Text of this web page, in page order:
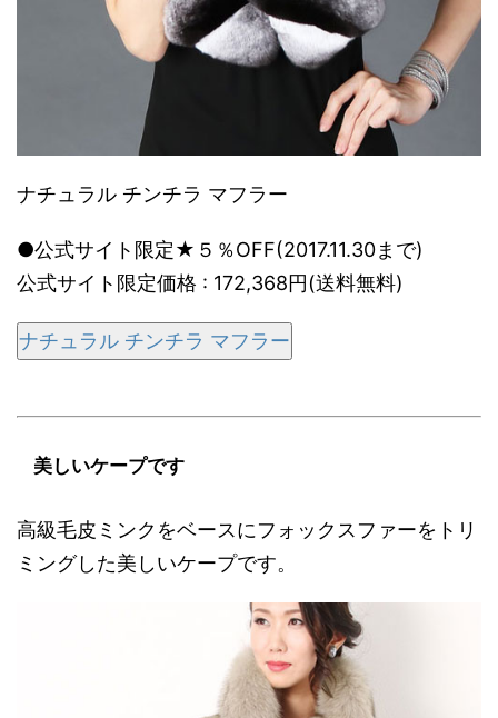
ナチュラル チンチラ マフラー
●公式サイト限定★５％OFF(2017.11.30まで)
公式サイト限定価格 : 172,368円(送料無料)
ナチュラル チンチラ マフラー
美しいケープです
高級毛皮ミンクをベースにフォックスファーをトリ
ミングした美しいケープです。